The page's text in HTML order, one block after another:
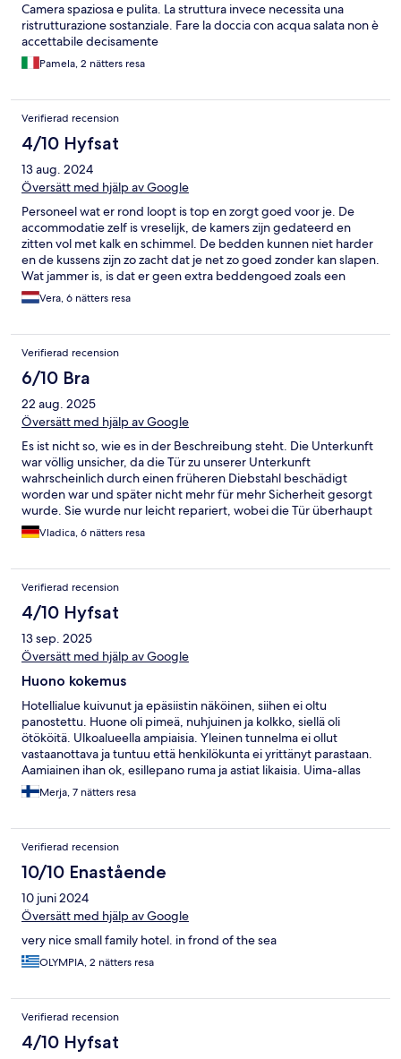
Camera spaziosa e pulita. La struttura invece necessita una
ristrutturazione sostanziale. Fare la doccia con acqua salata non è
accettabile decisamente
Pamela, 2 nätters resa
Verifierad recension
4/10 Hyfsat
13 aug. 2024
Översätt med hjälp av Google
Personeel wat er rond loopt is top en zorgt goed voor je. De
accommodatie zelf is vreselijk, de kamers zijn gedateerd en
zitten vol met kalk en schimmel. De bedden kunnen niet harder
en de kussens zijn zo zacht dat je net zo goed zonder kan slapen.
Wat jammer is, is dat er geen extra beddengoed zoals een
deken beschikbaar is in de kamer, je slaapt namelijk onder een
heel dun lakentje. Het zwembad is opzich wel prima alleen word
chloor, er zijn een stuk 8 ligbedden beschikbaar dus je kan de
meeste tijd niet lekker aan het zwembad liggen. Het eten is
vreselijk, alles wat warm geserveerd moet worden is ijskoud en
veel dingen zijn simpel weg gewoon niet gaar. Ook weet je niet
wat het eten allemaal is want er staat niet iets van een bordje bij
of een allergenen kaart
Vera, 6 nätters resa
Verifierad recension
6/10 Bra
22 aug. 2025
Översätt med hjälp av Google
Es ist nicht so, wie es in der Beschreibung steht. Die Unterkunft
war völlig unsicher, da die Tür zu unserer Unterkunft
wahrscheinlich durch einen früheren Diebstahl beschädigt
worden war und später nicht mehr für mehr Sicherheit gesorgt
wurde. Sie wurde nur leicht repariert, wobei die Tür überhaupt
nicht dicht war und bei einem leichten Windstoß zuschlug und
uns mitten in der Nacht voller Angst weckte. Wir gingen jeden
Zimmerreinigung war nicht schlecht, aber in den letzten drei
Tagen unseres Aufenthalts hatten wir keine sauberen
Handtücher. Ihre Entschuldigung war, dass der Lieferwagen
eine Panne hatte. Zum Glück hatten wir unsere eigenen, die wir
von zu Hause mitgebracht hatten. Also brechen Sie nicht ohne
eigene Handtücher auf eine Reise auf. Das Essen ist seltsam, es
Frühstück verarbeitet und zum Abendessen hinzugefügt ... alles
in allem eine große Enttäuschung. Ich habe persönlich mit dem
Eigentümer darüber gesprochen, und er versprach, dass ab
nächstem Jahr alles anders aussehen und renoviert werden
würde. Das rechtfertigt natürlich nicht den Fall, dass wir diesen
Betrag für unseren Urlaub bezahlen mussten, der natürlich nicht
einmal die Hälfte wert gewesen wäre. Alles in allem gibt es
nichts Nettes zu sagen, außer dass der Strand völlig ok war, aber
ein großes Bier und es kostet 4,50 Euro.
Vladica, 6 nätters resa
Verifierad recension
4/10 Hyfsat
13 sep. 2025
Översätt med hjälp av Google
Huono kokemus
Hotellialue kuivunut ja epäsiistin näköinen, siihen ei oltu
panostettu. Huone oli pimeä, nuhjuinen ja kolkko, siellä oli
ötököitä. Ulkoalueella ampiaisia. Yleinen tunnelma ei ollut
vastaanottava ja tuntuu että henkilökunta ei yrittänyt parastaan.
Aamiainen ihan ok, esillepano ruma ja astiat likaisia. Uima-allas
siisti mutta suolavettä. Meren ranta roskainen, tupakantumppeja
yms. Hotelli sijaitsee syrjäisellä alueella jossa ei ole lähistöllä
Merja, 7 nätters resa
Verifierad recension
10/10 Enastående
10 juni 2024
Översätt med hjälp av Google
very nice small family hotel. in frond of the sea
OLYMPIA, 2 nätters resa
Verifierad recension
4/10 Hyfsat